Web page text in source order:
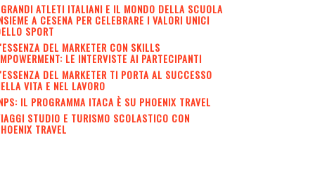
ATLETI ITALIANI E IL MONDO DELLA SCUOLA
A CESENA PER CELEBRARE I VALORI UNICI
SPORT
DEL MARKETER CON SKILLS
LE INTERVISTE AI PARTECIPANTI
DEL MARKETER TI PORTA AL SUCCESSO
VITA E NEL LAVORO
IL PROGRAMMA ITACA È SU PHOENIX TRAVEL
STUDIO E TURISMO SCOLASTICO CON
TRAVEL